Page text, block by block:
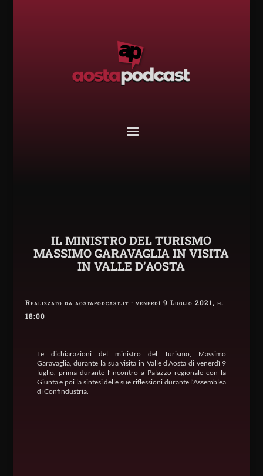
IL MINISTRO DEL TURISMO
MASSIMO GARAVAGLIA IN VISITA
IN VALLE D’AOSTA
Realizzato da aostapodcast.it · venerdì 9 Luglio 2021, h.
18:00
Le dichiarazioni del ministro del Turismo, Massimo
Garavaglia, durante la sua visita in Valle d’Aosta di venerdì 9
luglio, prima durante l’incontro a Palazzo regionale con la
Giunta e poi la sintesi delle sue riflessioni durante l’Assemblea
di Confindustria.